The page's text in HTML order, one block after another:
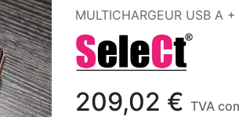
MULTICHARGEUR USB A
209,02 € TVA